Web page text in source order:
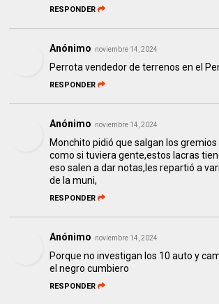
RESPONDER
Anónimo noviembre 14, 2024
Perrota vendedor de terrenos en el
RESPONDER
Anónimo noviembre 14, 2024
Monchito pidió que salgan los
como si tuviera gente,estos lacras
eso salen a dar notas,les repartió a
de la muni,
RESPONDER
Anónimo noviembre 14, 2024
Porque no investigan los 10 auto y
el negro cumbiero
RESPONDER